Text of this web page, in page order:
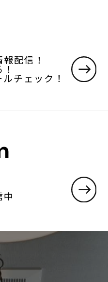
配信！
チェック！